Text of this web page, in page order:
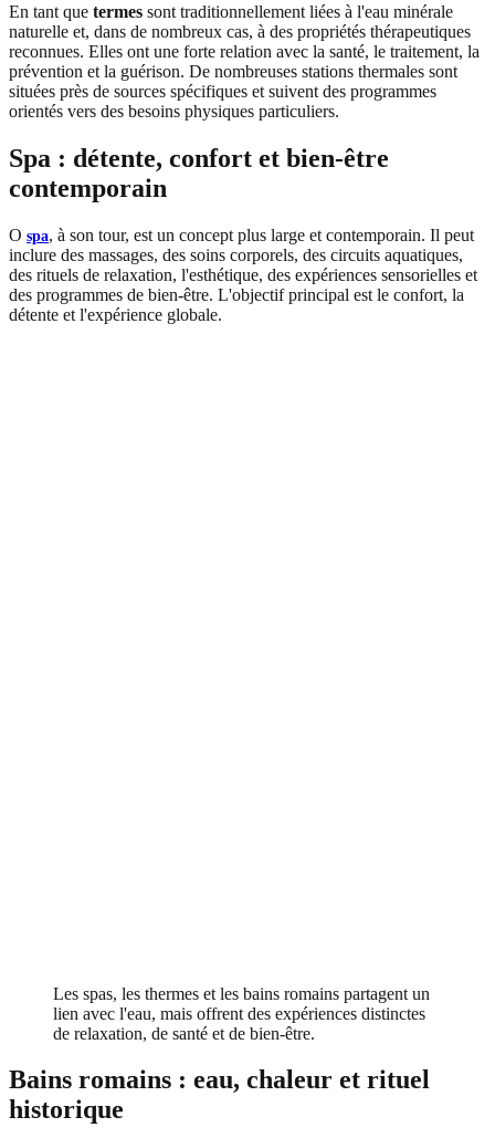
En tant que termes sont traditionnellement liées à l'eau minérale
naturelle et, dans de nombreux cas, à des propriétés thérapeutiques
reconnues. Elles ont une forte relation avec la santé, le traitement, la
prévention et la guérison. De nombreuses stations thermales sont
situées près de sources spécifiques et suivent des programmes
orientés vers des besoins physiques particuliers.
Spa : détente, confort et bien-être
contemporain
O spa, à son tour, est un concept plus large et contemporain. Il peut
inclure des massages, des soins corporels, des circuits aquatiques,
des rituels de relaxation, l'esthétique, des expériences sensorielles et
des programmes de bien-être. L'objectif principal est le confort, la
détente et l'expérience globale.
Les spas, les thermes et les bains romains partagent un
lien avec l'eau, mais offrent des expériences distinctes
de relaxation, de santé et de bien-être.
Bains romains : eau, chaleur et rituel
historique